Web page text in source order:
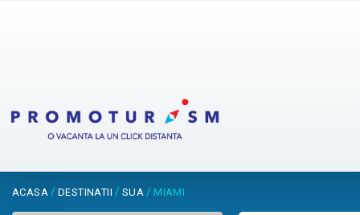
ACASA / DESTINATII / SUA / MIAMI